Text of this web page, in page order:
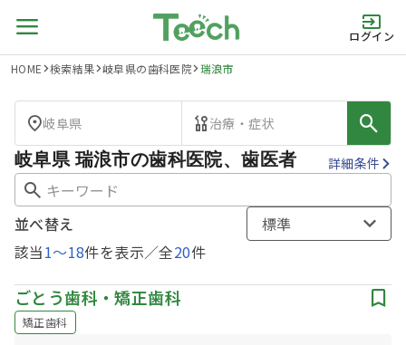
ログイン
HOME 検索結果 岐阜県の歯科医院 瑞浪市
岐阜県 治療・症状
岐阜県 瑞浪市の歯科医院、歯医者 詳細条件
該当1〜18件を表示／全20件
並べ替え 標準
ごとう歯科・矯正歯科
矯正歯科